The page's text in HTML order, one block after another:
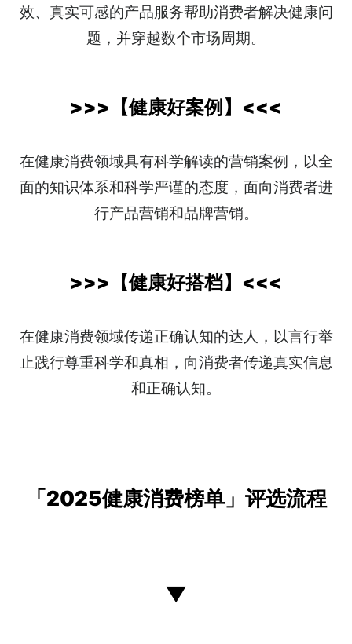
效、真实可感的产品服务帮助消费者解决健康问
题，并穿越数个市场周期。
>>> 【健康好案例 】 <<<
在健康消费领域具有科学解读的营销案例，以全
面的知识体系和科学严谨的态度，面向消费者进
行产品营销和品牌营销。
>>> 【健康好搭档】 <<<
在健康消费领域传递正确认知的达人，以言行举
止践行尊重科学和真相，向消费者传递真实信息
和正确认知。
「2025健康消费榜单」评选流程
▼